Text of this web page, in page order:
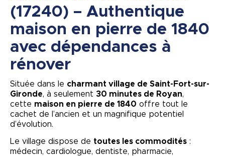
(17240) – Authentique
maison en pierre de 1840
avec dépendances à
rénover
Située dans le charmant village de Saint-Fort-sur-
Gironde, à seulement 30 minutes de Royan,
cette maison en pierre de 1840 offre tout le
cachet de l’ancien et un magnifique potentiel
d’évolution.
Le village dispose de toutes les commodités :
médecin, cardiologue, dentiste, pharmacie,